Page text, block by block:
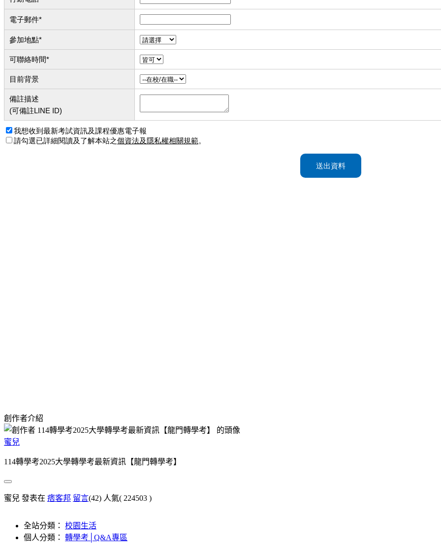
創作者介紹
蜜兒
114轉學考2025大學轉學考最新資訊【龍門轉學考】
蜜兒 發表在 痞客邦 留言(42) 人氣( 224503 )
全站分類： 校園生活
個人分類： 轉學考│Q&A專區